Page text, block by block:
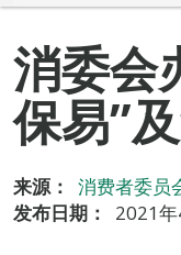
消委会
保易”
来源：
消费者委员
发布日期：
2021